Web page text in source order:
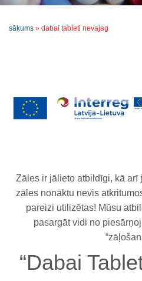
sākums » dabai tableti nevajag
Zāles ir jālieto atbildīgi, kā arī
zāles nonāktu nevis
pareizi utilizētas! Mūsu
pasargāt vidi no
“Dabai